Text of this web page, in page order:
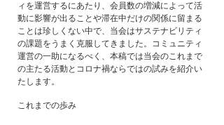
ィを運営するにあたり、会員数の増減によって活
動に影響が出ることや滞在中だけの関係に留まる
ことは珍しくない中で、当会はサステナビリティ
の課題をうまく克服してきました。コミュニティ
運営の一助になるべく、本稿では当会のこれまで
の主たる活動とコロナ禍ならではの試みを紹介い
たします。
これまでの歩み